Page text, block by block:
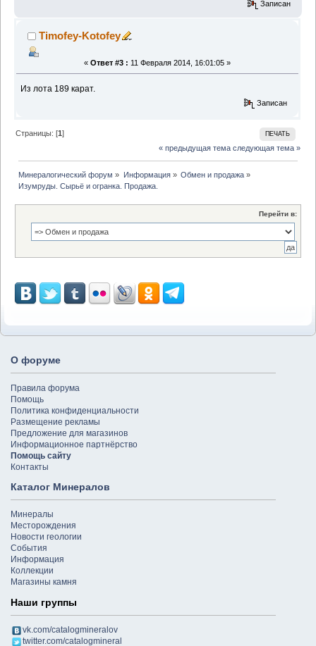
Записан
Timofey-Kotofey
« Ответ #3 : 11 Февраля 2014, 16:01:05 »
Из лота 189 карат.
Записан
ПЕЧАТЬ
Страницы: [1]
« предыдущая тема следующая тема »
Минералогический форум » Информация» Обмен и продажа»
Изумруды. Сырьё и огранка. Продажа.
Перейти в:
О форуме
Правила форума
Помощь
Политика конфиденциальности
Размещение рекламы
Предложение для магазинов
Информационное партнёрство
Помощь сайту
Контакты
Каталог Минералов
Минералы
Месторождения
Новости геологии
События
Информация
Коллекции
Магазины камня
Наши группы
vk.com/catalogmineralov
twitter.com/catalogmineral